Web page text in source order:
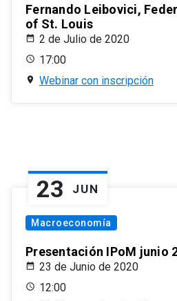
Fernando Leibovici,
of St. Louis
2 de Julio de 2020
17:00
Webinar con inscripción
23 JUN
Macroeconomía
Presentación IPoM junio
23 de Junio de 2020
12:00